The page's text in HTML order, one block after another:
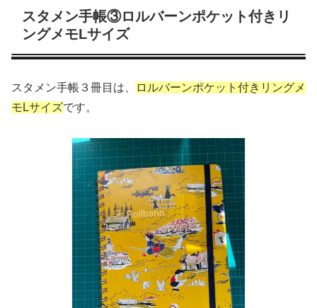
スタメン手帳③ロルバーンポケット付きリ
ングメモLサイズ
スタメン手帳３冊目は、 ロルバーンポケット付きリングメ
モ Lサイズです。